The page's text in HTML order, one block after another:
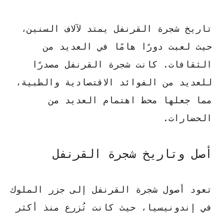
تاريخ شجرة القرنفل يمتد لآلاف السنين،
حيث لعبت دورًا هامًا في العديد من
الثقافات. كانت شجرة القرنفل مصدرًا
للعديد من الفوائد الاقتصادية والطبية،
مما جعلها محط اهتمام العديد من
الحضارات.
أصل وتاريخ شجرة القرنفل
تعود أصول شجرة القرنفل إلى جزر الملوك
في إندونيسيا، حيث كانت تُزرع منذ أكثر